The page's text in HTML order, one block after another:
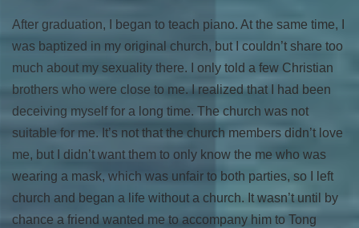
After graduation, I began to teach piano. At the same time, I
was baptized in my original church, but I couldn’t share too
much about my sexuality there. I only told a few Christian
brothers who were close to me. I realized that I had been
deceiving myself for a long time. The church was not
suitable for me. It’s not that the church members didn’t love
me, but I didn’t want them to only know the me who was
wearing a mask, which was unfair to both parties, so I left
church and began a life without a church. It wasn’t until by
chance a friend wanted me to accompany him to Tong